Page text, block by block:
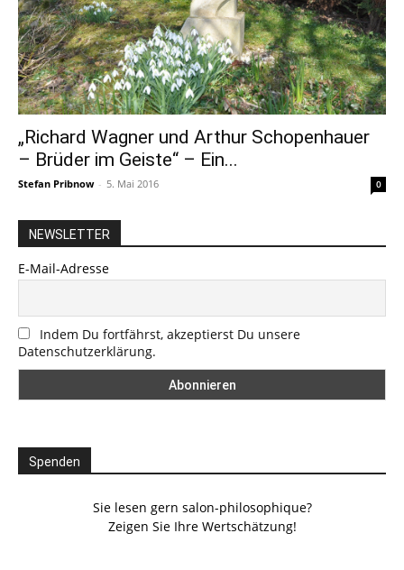
„Richard Wagner und Arthur Schopenhauer
– Brüder im Geiste“ – Ein...
Stefan Pribnow - 5. Mai 2016 0
NEWSLETTER
E-Mail-Adresse
Indem Du fortfährst, akzeptierst Du unsere
Datenschutzerklärung.
Spenden
Sie lesen gern salon-philosophique?
Zeigen Sie Ihre Wertschätzung!